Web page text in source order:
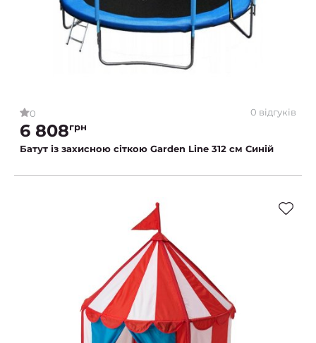
0 0 відгуків
6 808грн
Батут із захисною сіткою Garden Line 312 см Синій